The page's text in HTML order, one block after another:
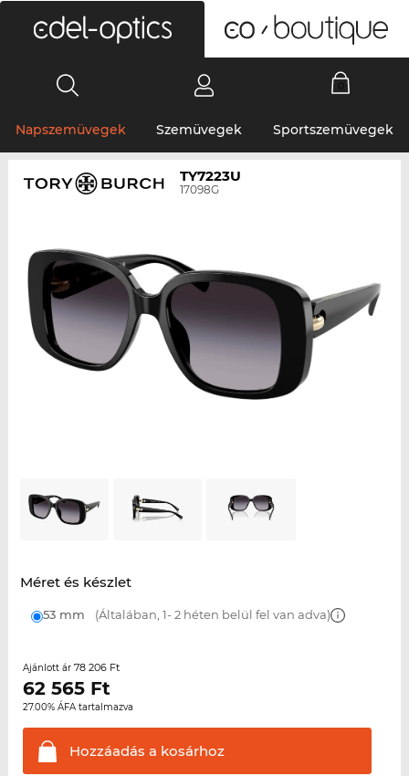
Napszemüvegek Szemüvegek Sportszemüvegek
TY7223U
17098G
Méret és készlet
53 mm (Általában, 1- 2 héten belül fel van adva)
Ajánlott ár 78 206 Ft
62 565Ft
27.00% ÁFA tartalmazva
Hozzáadás a kosárhoz